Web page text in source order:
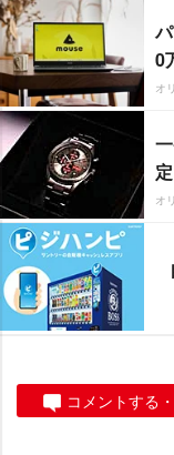
0
オ
オ
コメントする